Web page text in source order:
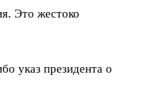
Это жестоко
указ президента о